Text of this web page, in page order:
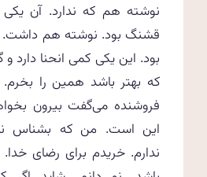
نوشته هم که ندارد. آن
قشنگ بود. نوشته هم
بود. این یکی کمی انحنا دارد
که بهتر باشد همین را
فروشنده می‌گفت بیرون
این است. من که بشناس
ندارم. خریدم برای رضای